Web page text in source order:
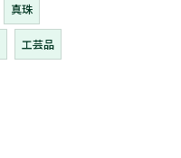
真珠
工芸品